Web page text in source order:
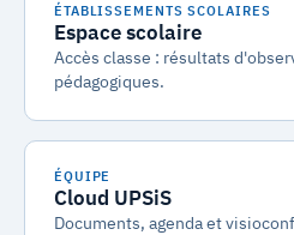
ÉTABLISSEMENTS SCOLAIRES
Espace scolaire
Accès classe : résultats
pédagogiques.
ÉQUIPE
Cloud UPSiS
Documents, agenda et